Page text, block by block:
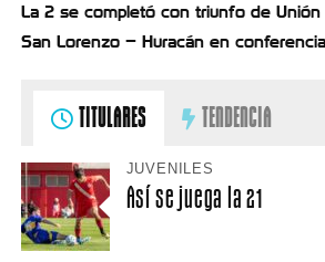
La 2 se completó con triunfo de Unión
San Lorenzo – Huracán en conferencia
TITULARES TENDENCIA
JUVENILES
Así se juega la 21